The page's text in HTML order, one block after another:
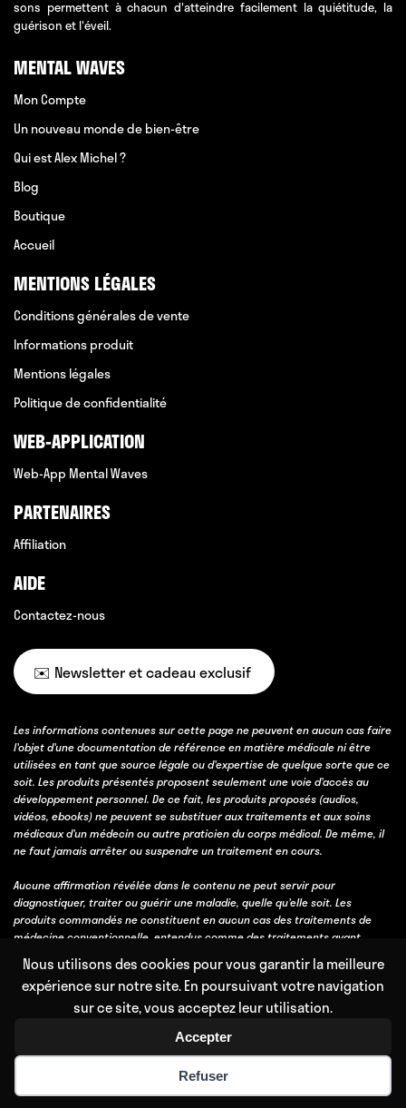
Nous utilisons des cookies pour vous garantir la meilleure
expérience sur notre site. En poursuivant votre navigation
sur ce site, vous acceptez leur utilisation.
Accepter
Refuser
sons permettent à chacun d'atteindre facilement la quiétitude, la
guérison et l'éveil.
MENTAL WAVES
Mon Compte
Un nouveau monde de bien-être
Qui est Alex Michel ?
Blog
Boutique
Accueil
MENTIONS LÉGALES
Conditions générales de vente
Informations produit
Mentions légales
Politique de confidentialité
WEB-APPLICATION
Web-App Mental Waves
PARTENAIRES
Affiliation
AIDE
Contactez-nous
✉️ Newsletter et cadeau exclusif
Les informations contenues sur cette page ne peuvent en aucun cas faire
l’objet d’une documentation de référence en matière médicale ni être
utilisées en tant que source légale ou d’expertise de quelque sorte que ce
soit. Les produits présentés proposent seulement une voie d’accès au
développement personnel. De ce fait, les produits proposés (audios,
vidéos, ebooks) ne peuvent se substituer aux traitements et aux soins
médicaux d’un médecin ou autre praticien du corps médical. De même, il
ne faut jamais arrêter ou suspendre un traitement en cours.
Aucune affirmation révélée dans le contenu ne peut servir pour
diagnostiquer, traiter ou guérir une maladie, quelle qu’elle soit. Les
produits commandés ne constituent en aucun cas des traitements de
médecine conventionnelle, entendus comme des traitements ayant
qu’ils bénéficient d’un consensus professionnel fort obtenu avec l’accord
et l’expérience de la majorité des professionnels de la discipline
Copyright © 2011 – 2026 Mental Waves – Mind Response.